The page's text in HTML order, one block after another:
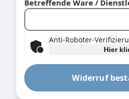
Betreffende Ware /
Anti-Roboter-
Hier
Widerruf